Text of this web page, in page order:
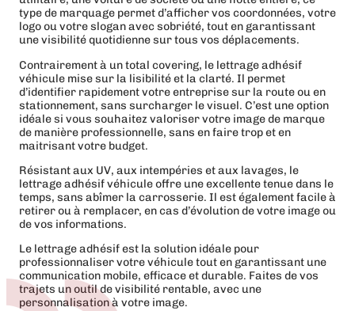
type de marquage permet d’afficher vos coordonnées, votre
logo ou votre slogan avec sobriété, tout en garantissant
une visibilité quotidienne sur tous vos déplacements.
Contrairement à un total covering, le lettrage adhésif
véhicule mise sur la lisibilité et la clarté. Il permet
d’identifier rapidement votre entreprise sur la route ou en
stationnement, sans surcharger le visuel. C’est une option
idéale si vous souhaitez valoriser votre image de marque
de manière professionnelle, sans en faire trop et en
maitrisant votre budget.
Résistant aux UV, aux intempéries et aux lavages, le
lettrage adhésif véhicule offre une excellente tenue dans le
temps, sans abîmer la carrosserie. Il est également facile à
retirer ou à remplacer, en cas d’évolution de votre image ou
de vos informations.
Le lettrage adhésif est la solution idéale pour
professionnaliser votre véhicule tout en garantissant une
communication mobile, efficace et durable. Faites de vos
trajets un outil de visibilité rentable, avec une
personnalisation à votre image.